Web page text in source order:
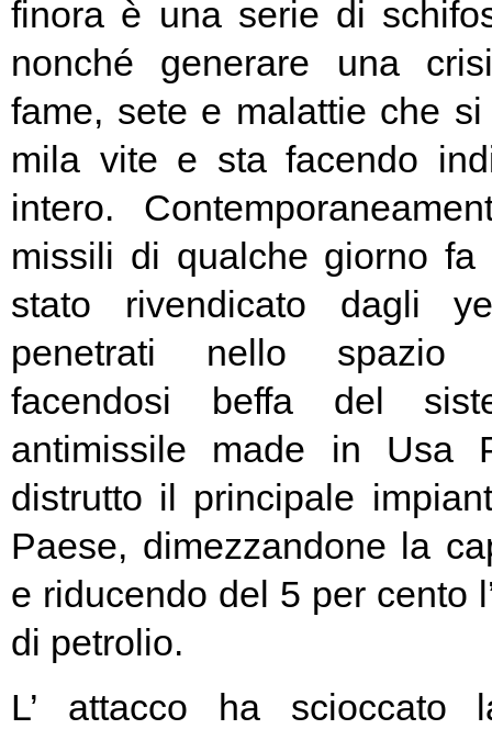
finora è una serie di
nonché generare una
fame, sete e malattie che
mila vite e sta facendo
intero.
missili di qualche giorno
stato rivendicato dagli
penetrati nello spazio
facendosi beffa del
antimissile made in Usa
distrutto il principale
Paese, dimezzandone la
e riducendo del 5 per cento
di petrolio.
L’ attacco ha scioccato